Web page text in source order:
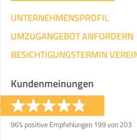
UNTERNEHMENSPROFIL
UMZUGANGEBOT ANFORDERN
BESICHTIGUNGSTERMIN
Kundenmeinungen
96% positive Empfehlungen 199 von 203